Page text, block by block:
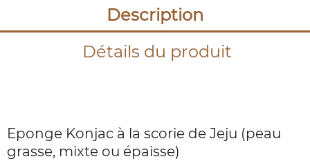
Description
Détails du produit
Eponge Konjac à la scorie de Jeju (peau
grasse, mixte ou épaisse)